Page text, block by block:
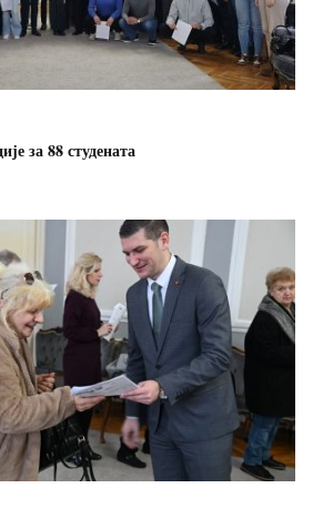
за 88 студената